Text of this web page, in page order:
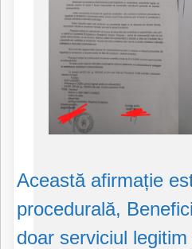
​Această afirmație
procedurală,
doar serviciul